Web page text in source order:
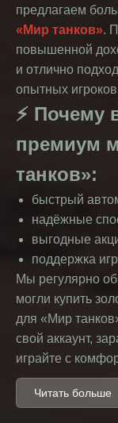
предлагаем
«Мир танков».
повышенной
и отлично
опытных
⚡
премиум
танков»:
быстрый
надёжные
выгодные
поддержка
Мы регулярно
могли купить
для «Мир
свой аккаунт,
играйте с
магазин
Читать больше